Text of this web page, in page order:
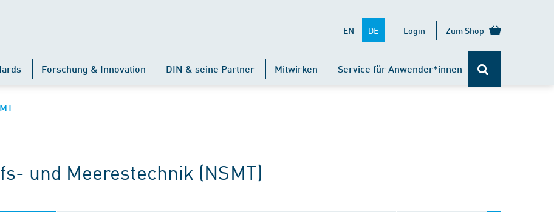
EN DE Login Zum Shop
Forschung & Innovation DIN & seine Partner Mitwirken Service für Anwender*innen
und Meerestechnik (NSMT)